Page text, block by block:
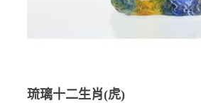
琉璃十二生肖(虎)